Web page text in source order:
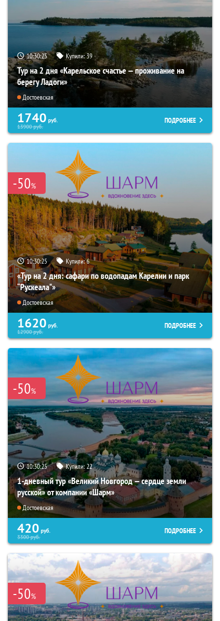
10:30:24 Купили:39
Тур на 2 дня «Карельское счастье — проживание на
берегу Ладоги»
Достоевская
1740 руб.
13900руб.
ПОДРОБНЕЕ
-50%
10:30:24 Купили:6
«Тур на 2 дня: сафари по водопадам Карелии и парк
“Рускеала"»
Достоевская
1620 руб.
12900руб.
ПОДРОБНЕЕ
-50%
10:30:24 Купили:22
1-дневный тур «Великий Новгород — сердце земли
русской» от компании «Шарм»
Достоевская
420 руб.
3300руб.
ПОДРОБНЕЕ
-50%